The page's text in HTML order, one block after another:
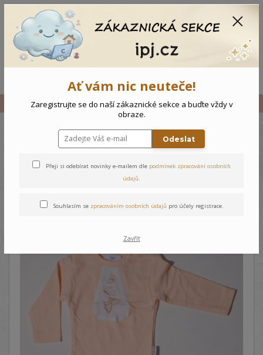
Vše Novorozenecké body Motýlci
Novorozenecké body Motýlci
Ať vám nic neuteče!
Zaregistrujte se do naší zákaznické sekce a buďte vždy v
obraze.
Odeslat
Přeji si odebírat novinky e-mailem dle podmínek zpracování osobních
údajů.
Souhlasím se zpracováním osobních údajů pro účely registrace.
Zavřít